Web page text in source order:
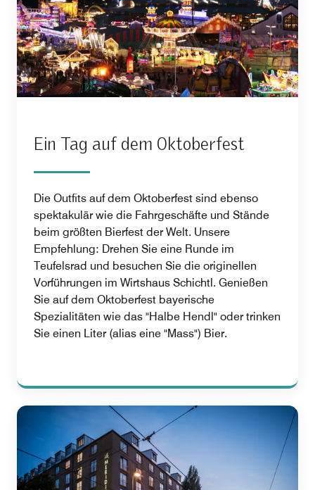
Ein Tag auf dem Oktoberfest
Die Outfits auf dem Oktoberfest sind ebenso
spektakulär wie die Fahrgeschäfte und Stände
beim größten Bierfest der Welt. Unsere
Empfehlung: Drehen Sie eine Runde im
Teufelsrad und besuchen Sie die originellen
Vorführungen im Wirtshaus Schichtl. Genießen
Sie auf dem Oktoberfest bayerische
Spezialitäten wie das "Halbe Hendl" oder trinken
Sie einen Liter (alias eine "Mass") Bier.